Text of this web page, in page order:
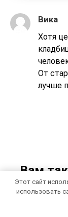
Вика
Хотя
От
лучше
Вам
Этот сайт
использовать